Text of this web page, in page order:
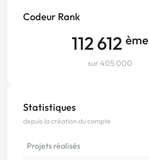
Codeur Rank
112 612 ème
sur 405 000
Statistiques
depuis la création du compte
Projets réalisés